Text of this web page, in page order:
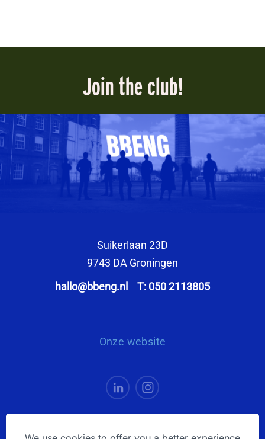
Join the club!
Suikerlaan 23D
9743 DA Groningen
hallo@bbeng.nl
T: 050 2113805
Onze website